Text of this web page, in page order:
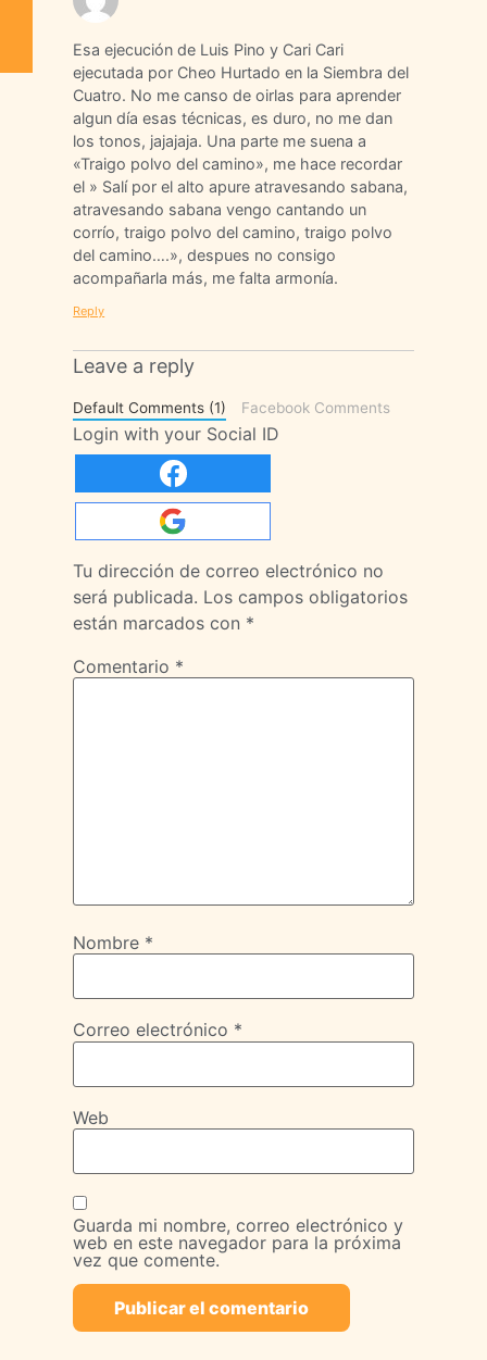
Esa ejecución de Luis Pino y Cari Cari
ejecutada por Cheo Hurtado en la Siembra del
Cuatro. No me canso de oirlas para aprender
algun día esas técnicas, es duro, no me dan
los tonos, jajajaja. Una parte me suena a
«Traigo polvo del camino», me hace recordar
el » Salí por el alto apure atravesando sabana,
atravesando sabana vengo cantando un
corrío, traigo polvo del camino, traigo polvo
del camino….», despues no consigo
acompañarla más, me falta armonía.
Reply
Leave a reply
Default Comments (1) Facebook Comments
Login with your Social ID
Tu dirección de correo electrónico no
será publicada. Los campos obligatorios
están marcados con *
Comentario *
Nombre *
Correo electrónico *
Web
Guarda mi nombre, correo electrónico y
web en este navegador para la próxima
vez que comente.